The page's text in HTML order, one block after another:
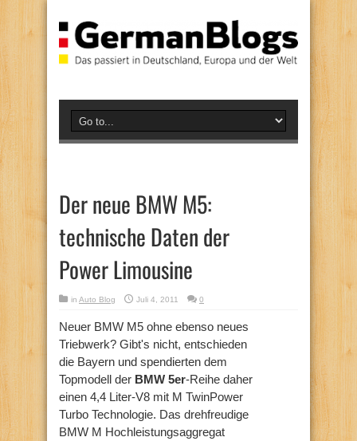
Der neue BMW M5:
technische Daten der
Power Limousine
in Auto Blog Juli 4, 2011 0
Neuer BMW M5 ohne ebenso neues
Triebwerk? Gibt's nicht, entschieden
die Bayern und spendierten dem
Topmodell der BMW 5er-Reihe daher
einen 4,4 Liter-V8 mit M TwinPower
Turbo Technologie. Das drehfreudige
BMW M Hochleistungsaggregat